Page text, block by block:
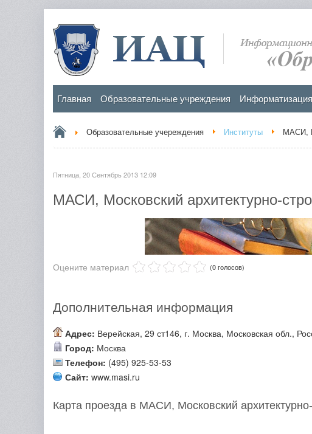
Главная Образовательные учреждения
Образовательные учереждения Институты МАСИ,
Пятница, 20 Сентябрь 2013 12:09
МАСИ, Московский архитектурно-
Оцените материал (0 голосов)
Дополнительная информация
Адрес: Верейская, 29 ст146, г. Москва, Московская обл.,
Город: Москва
Телефон: (495) 925-53-53
Сайт: www.masi.ru
Карта проезда в МАСИ, Московский